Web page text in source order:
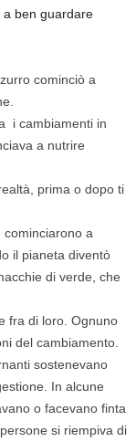
a ben guardare
cominciò a
i cambiamenti in
a nutrire
prima o dopo ti
a
il pianeta diventò
di verde, che
fra di loro. Ognuno
del cambiamento.
sostenevano
In alcune
o facevano finta
si riempiva di